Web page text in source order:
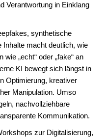
Verantwortung in Einklang
synthetische
Inhalte macht deutlich, wie
„echt“ oder „fake“ an
KI bewegt sich längst in
Optimierung, kreativer
Manipulation. Umso
nachvollziehbare
Kommunikation.
zur Digitalisierung,